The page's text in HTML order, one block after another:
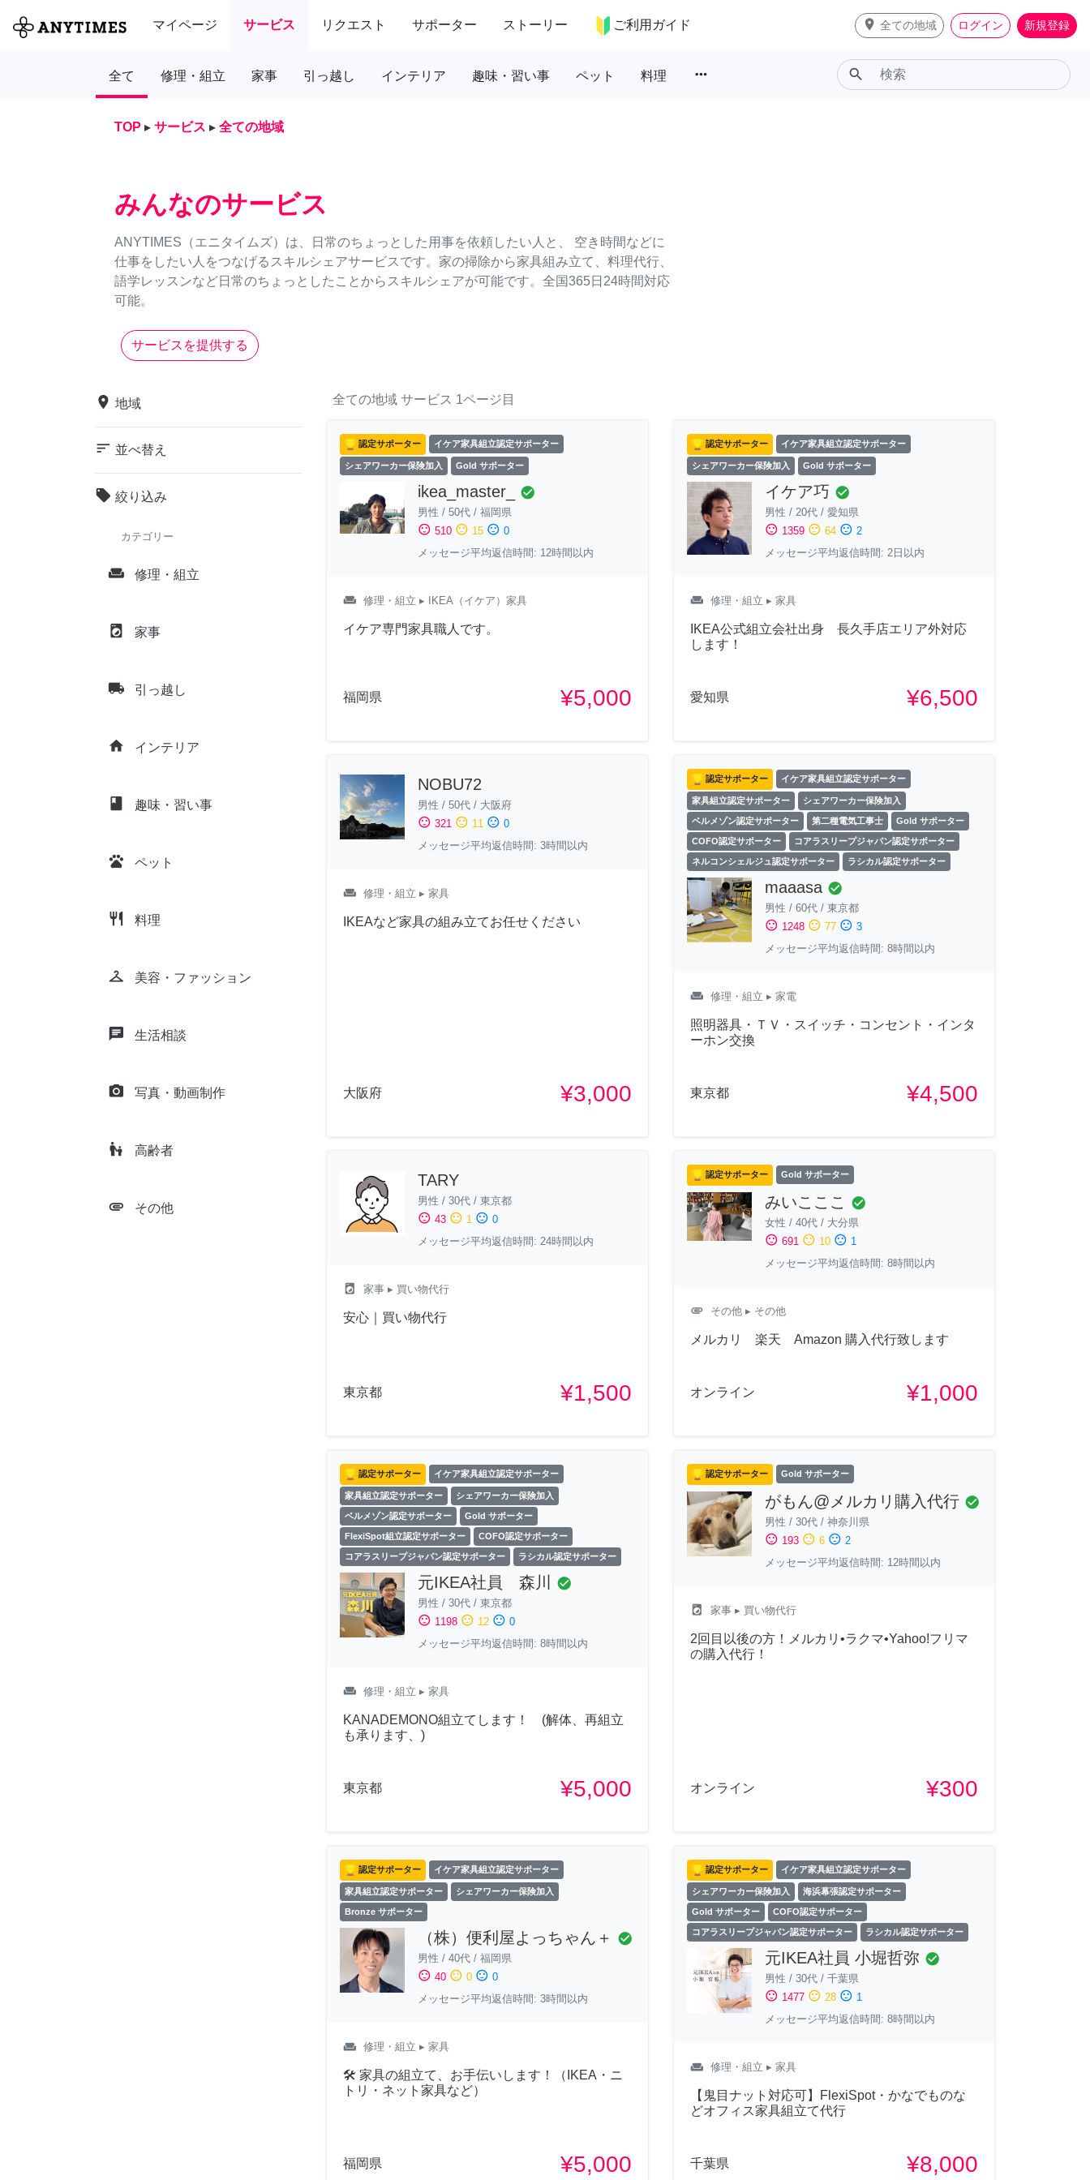
マイページ サービス リクエスト サポーター ストーリー ご利用ガイド place 全ての地域 ログイン 新規登録
全て 修理・組立 家事 引っ越し インテリア 趣味・習い事 ペット 料理 more_horiz search
TOP ▸ サービス ▸ 全ての地域
みんなのサービス
ANYTIMES（エニタイムズ）は、日常のちょっとした用事を依頼したい人と、 空き時間などに
仕事をしたい人をつなげるスキルシェアサービスです。家の掃除から家具組み立て、料理代行、
語学レッスンなど日常のちょっとしたことからスキルシェアが可能です。全国365日24時間対応
可能。
サービスを提供する
place 地域
sort 並べ替え
local_offer 絞り込み
カテゴリー
weekend 修理・組立
local_laundry_service 家事
local_shipping 引っ越し
home インテリア
class 趣味・習い事
pets ペット
restaurant 料理
checkroom 美容・ファッション
chat 生活相談
camera_alt 写真・動画制作
escalator_warning 高齢者
attachment その他
全ての地域 サービス 1ページ目
認定サポーター イケア家具組立認定サポーター
シェアワーカー保険加入 Gold サポーター
ikea_master_ check_circle
男性 / 50代 / 福岡県
sentiment_satisfied 510 sentiment_neutral 15 sentiment_dissatisfied 0
メッセージ平均返信時間: 12時間以内
weekend 修理・組立 ▸ IKEA（イケア）家具
イケア専門家具職人です。
福岡県 ¥5,000
認定サポーター イケア家具組立認定サポーター
シェアワーカー保険加入 Gold サポーター
イケア巧 check_circle
男性 / 20代/ 愛知県
sentiment_satisfied 1359 sentiment_neutral 64 sentiment_dissatisfied 2
メッセージ平均返信時間: 2日以内
weekend 修理・組立 ▸ 家具
IKEA公式組立会社出身 長久手店エリア外対応
します！
愛知県 ¥6,500
NOBU72
男性 / 50代 / 大阪府
sentiment_satisfied 321 sentiment_neutral 11 sentiment_dissatisfied 0
メッセージ平均返信時間: 3時間以内
weekend 修理・組立 ▸ 家具
IKEAなど家具の組み立てお任せください
大阪府 ¥3,000
認定サポーター イケア家具組立認定サポーター
家具組立認定サポーター シェアワーカー保険加入
ベルメゾン認定サポーター 第二種電気工事士 Gold サポーター
COFO認定サポーター コアラスリープジャパン認定サポーター
ネルコンシェルジュ認定サポーター ラシカル認定サポーター
maaasa check_circle
男性 / 60代/ 東京都
sentiment_satisfied 1248 sentiment_neutral 77 sentiment_dissatisfied 3
メッセージ平均返信時間: 8時間以内
weekend 修理・組立 ▸ 家電
照明器具・ＴＶ・スイッチ・コンセント・インタ
ーホン交換
東京都 ¥4,500
TARY
男性 / 30代 / 東京都
sentiment_satisfied 43 sentiment_neutral 1 sentiment_dissatisfied 0
メッセージ平均返信時間: 24時間以内
local_laundry_service 家事 ▸ 買い物代行
安心｜買い物代行
東京都 ¥1,500
認定サポーター Gold サポーター
みいこここ check_circle
女性 / 40代/ 大分県
sentiment_satisfied 691 sentiment_neutral 10 sentiment_dissatisfied 1
メッセージ平均返信時間: 8時間以内
attachment その他▸ その他
メルカリ 楽天 Amazon 購入代行致します
オンライン ¥1,000
認定サポーター イケア家具組立認定サポーター
家具組立認定サポーター シェアワーカー保険加入
ベルメゾン認定サポーター Gold サポーター
FlexiSpot組立認定サポーター COFO認定サポーター
コアラスリープジャパン認定サポーター ラシカル認定サポーター
元IKEA社員 森川 check_circle
男性 / 30代 / 東京都
sentiment_satisfied 1198 sentiment_neutral 12 sentiment_dissatisfied 0
メッセージ平均返信時間: 8時間以内
weekend 修理・組立 ▸ 家具
KANADEMONO組立てします！ (解体、再組立
も承ります、)
東京都 ¥5,000
認定サポーター Gold サポーター
がもん@メルカリ購入代行 check_circle
男性 / 30代/ 神奈川県
sentiment_satisfied 193 sentiment_neutral 6 sentiment_dissatisfied 2
メッセージ平均返信時間: 12時間以内
local_laundry_service 家事▸ 買い物代行
2回目以後の方！メルカリ•ラクマ•Yahoo!フリマ
の購入代行！
オンライン ¥300
認定サポーター イケア家具組立認定サポーター
家具組立認定サポーター シェアワーカー保険加入
Bronze サポーター
（株）便利屋よっちゃん＋ check_circle
男性 / 40代 / 福岡県
sentiment_satisfied 40 sentiment_neutral 0 sentiment_dissatisfied 0
メッセージ平均返信時間: 3時間以内
weekend 修理・組立 ▸ 家具
🛠 家具の組立て、お手伝いします！（IKEA・ニ
トリ・ネット家具など）
福岡県 ¥5,000
認定サポーター イケア家具組立認定サポーター
シェアワーカー保険加入 海浜幕張認定サポーター
Gold サポーター COFO認定サポーター
コアラスリープジャパン認定サポーター ラシカル認定サポーター
元IKEA社員 小堀哲弥 check_circle
男性 / 30代/ 千葉県
sentiment_satisfied 1477 sentiment_neutral 28 sentiment_dissatisfied 1
メッセージ平均返信時間: 8時間以内
weekend 修理・組立 ▸ 家具
【鬼目ナット対応可】FlexiSpot・かなでものな
どオフィス家具組立て代行
千葉県 ¥8,000